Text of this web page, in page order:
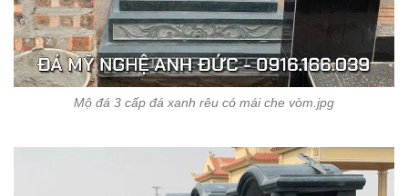
Mộ đá 3 cấp đá xanh rêu có mái che vòm.jpg